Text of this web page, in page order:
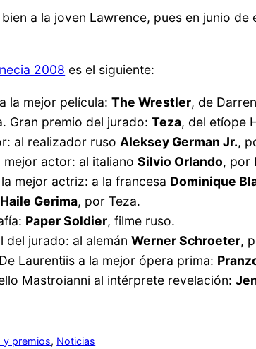
a la joven Lawrence, pues en junio de
2008 es el siguiente:
la mejor película:The Wrestler, de
Gran premio del jurado:Teza, del etíope
al realizador ruso Aleksey German Jr.,
mejor actor: al italianoSilvio Orlando, por
mejor actriz: a la francesa Dominique
Haile Gerima, por Teza.
Paper Soldier, filme ruso.
del jurado: al alemánWerner Schroeter,
Laurentiis a la mejor ópera prima:
Mastroianni al intérprete revelación:
y premios, Noticias